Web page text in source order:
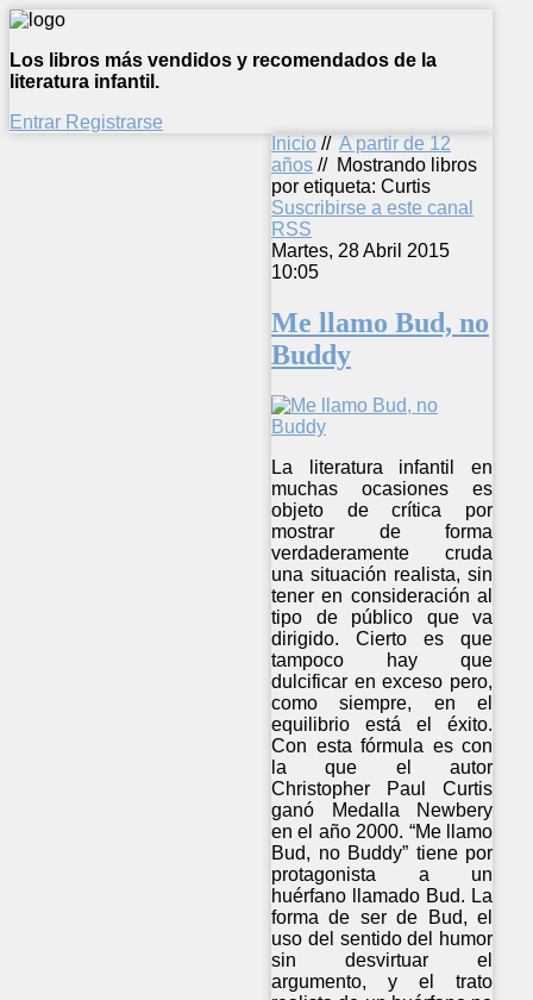
Los libros más vendidos y recomendados de la
literatura infantil.
Entrar Registrarse
Inicio // A partir de 12
años // Mostrando libros
por etiqueta: Curtis
Suscribirse a este canal
RSS
Martes, 28 Abril 2015
10:05
Me llamo Bud, no
Buddy
La literatura infantil en
muchas ocasiones es
objeto de crítica por
mostrar de forma
verdaderamente cruda
una situación realista, sin
tener en consideración al
tipo de público que va
dirigido. Cierto es que
tampoco hay que
dulcificar en exceso pero,
como siempre, en el
equilibrio está el éxito.
Con esta fórmula es con
la que el autor
Christopher Paul Curtis
ganó Medalla Newbery
en el año 2000. “Me llamo
Bud, no Buddy” tiene por
protagonista a un
huérfano llamado Bud. La
forma de ser de Bud, el
uso del sentido del humor
sin desvirtuar el
argumento, y el trato